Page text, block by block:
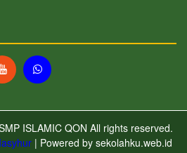
ISLAMIC QON All rights reserved.
| Powered by sekolahku.web.id